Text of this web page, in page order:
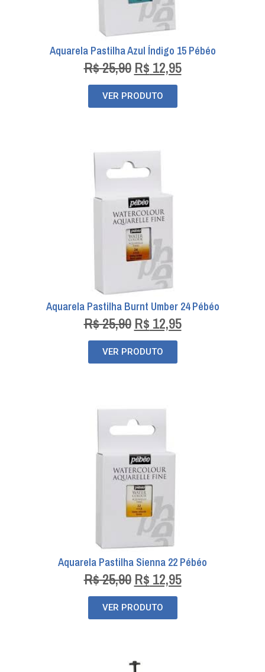
Aquarela Pastilha Azul Índigo 15 Pébéo
R$25,90 R$ 12,95
VER PRODUTO
Aquarela Pastilha Burnt Umber 24 Pébéo
R$25,90 R$ 12,95
VER PRODUTO
Aquarela Pastilha Sienna 22 Pébéo
R$25,90 R$ 12,95
VER PRODUTO